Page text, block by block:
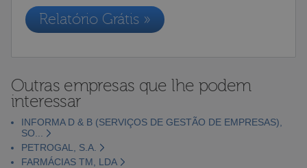
Relatório Grátis »
Outras empresas que lhe podem
interessar
INFORMA D & B (SERVIÇOS DE GESTÃO DE EMPRESAS),
SO...
PETROGAL, S.A.
FARMÁCIAS TM, LDA